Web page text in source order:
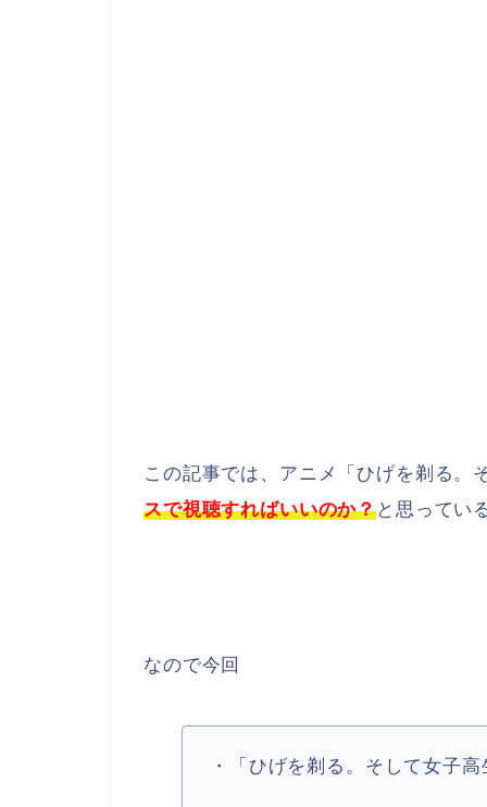
この記事では、アニメ「ひげを剃る。
スで視聴すればいいのか？と思ってい
なので今回
・「ひげを剃る。そして女子